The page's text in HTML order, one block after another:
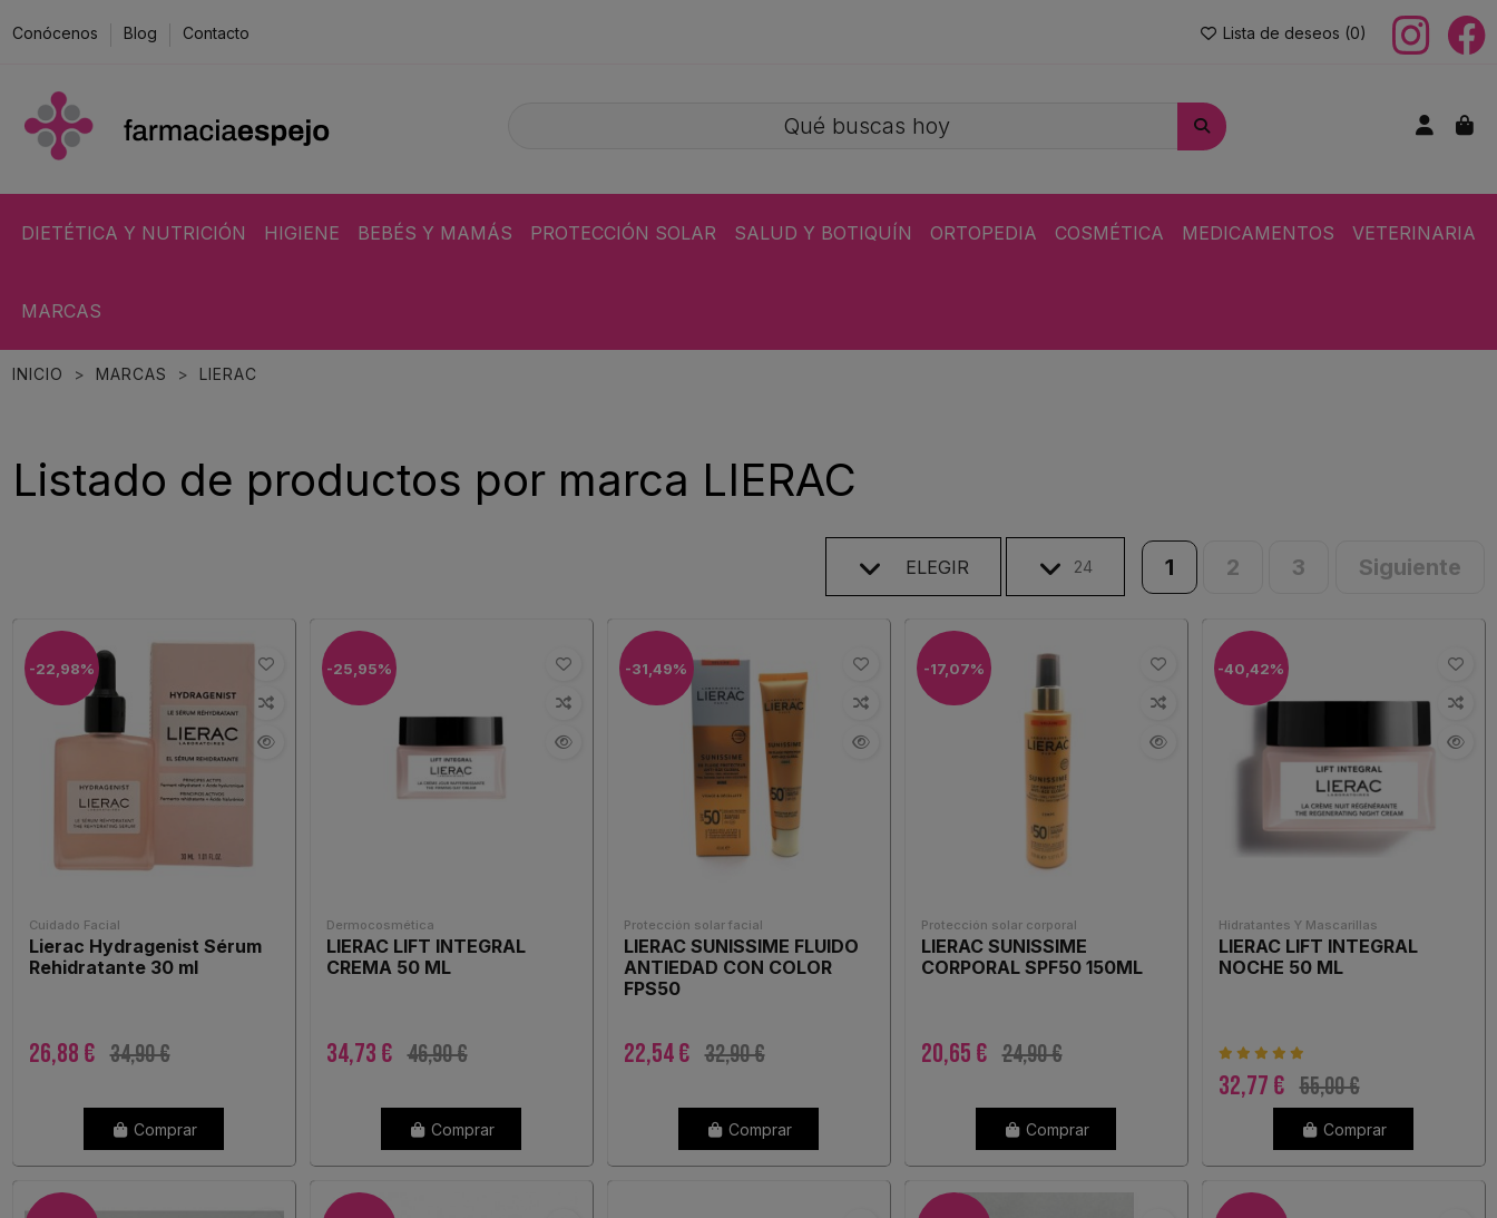
Conócenos Blog Contacto Lista de deseos (0)
DIETÉTICA Y NUTRICIÓN HIGIENE BEBÉS Y MAMÁS PROTECCIÓN SOLAR SALUD Y BOTIQUÍN ORTOPEDIA COSMÉTICA MEDICAMENTOS VETERINARIA
MARCAS
INICIO MARCAS LIERAC
Listado de productos por marca LIERAC
ELEGIR 24 1 2 3 Siguiente
-22,98%
Cuidado Facial
Lierac Hydragenist Sérum
Rehidratante 30 ml
26,88 € 34,90 €
Comprar
-25,95%
Dermocosmética
LIERAC LIFT INTEGRAL
CREMA 50 ML
34,73 € 46,90 €
Comprar
-31,49%
Protección solar facial
LIERAC SUNISSIME FLUIDO
ANTIEDAD CON COLOR
FPS50
22,54 € 32,90 €
Comprar
-17,07%
Protección solar corporal
LIERAC SUNISSIME
CORPORAL SPF50 150ML
20,65 € 24,90 €
Comprar
-40,42%
Hidratantes Y Mascarillas
LIERAC LIFT INTEGRAL
NOCHE 50 ML
32,77 € 55,00 €
Comprar